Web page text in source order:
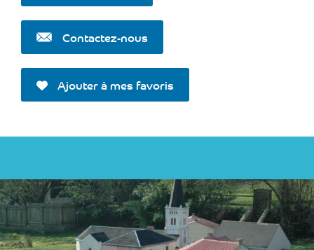
Contactez-nous
Ajouter à mes favoris